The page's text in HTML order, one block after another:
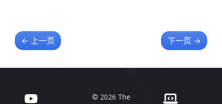
← 上一页 下一页 →
© 2026 The